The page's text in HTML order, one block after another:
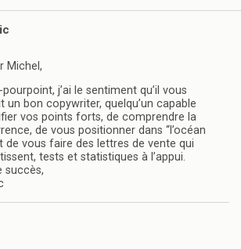
Michel,
j’ai le sentiment qu’il vous
un bon copywriter, quelqu’un capable
vos points forts, de comprendre la
de vous positionner dans “l’océan
de vous faire des lettres de vente qui
tests et statistiques à l’appui.
succès,